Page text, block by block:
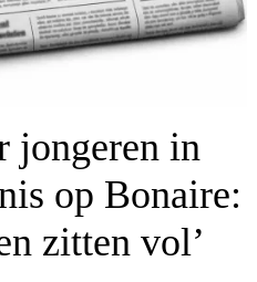
jongeren in
op Bonaire:
zitten vol’